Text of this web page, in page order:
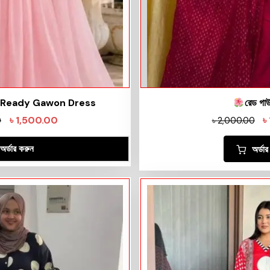
Gawon Dress
৳1,500.00
অর্ডার করুন
রেড
৳2,000.00 ৳